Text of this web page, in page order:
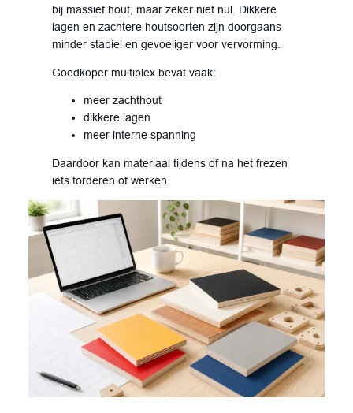
bij massief hout, maar zeker niet nul. Dikkere
lagen en zachtere houtsoorten zijn doorgaans
minder stabiel en gevoeliger voor vervorming.
Goedkoper multiplex bevat vaak:
meer zachthout
dikkere lagen
meer interne spanning
Daardoor kan materiaal tijdens of na het frezen
iets torderen of werken.